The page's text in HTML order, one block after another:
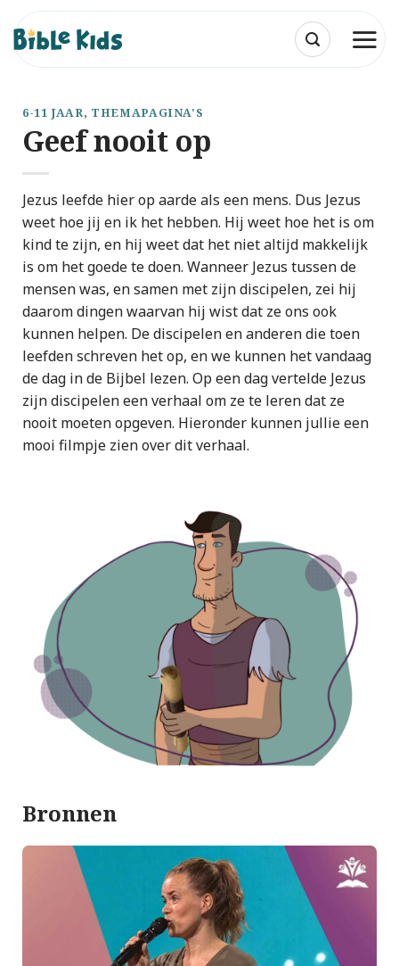
naar
inhoud
6-11 JAAR, THEMAPAGINA'S
Geef nooit op
Jezus leefde hier op aarde als een mens. Dus Jezus
weet hoe jij en ik het hebben. Hij weet hoe het is om
kind te zijn, en hij weet dat het niet altijd makkelijk
is om het goede te doen. Wanneer Jezus tussen de
mensen was, en samen met zijn discipelen, zei hij
daarom dingen waarvan hij wist dat ze ons ook
kunnen helpen. De discipelen en anderen die toen
leefden schreven het op, en we kunnen het vandaag
de dag in de Bijbel lezen. Op een dag vertelde Jezus
zijn discipelen een verhaal om ze te leren dat ze
nooit moeten opgeven. Hieronder kunnen jullie een
mooi filmpje zien over dit verhaal.
Bronnen